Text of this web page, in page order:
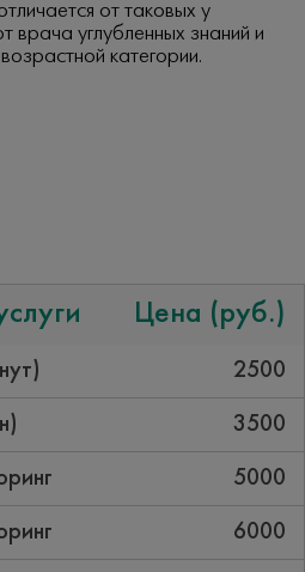
от таковых у
врача углубленных знаний и
категории.
Цена (руб.)
2500
3500
5000
6000